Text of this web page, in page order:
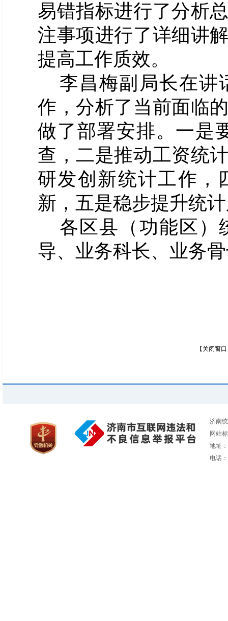
易错指标进行了分析
注事项进行了详细讲
提高工作质效。
李昌梅副局长在讲
作，分析了当前面临
做了部署安排。一是
查，二是推动工资统
研发创新统计工作，
新，五是稳步提升统
各区县（功能区）
导、业务科长、业务
【关闭窗
济南
网站
地址
电话